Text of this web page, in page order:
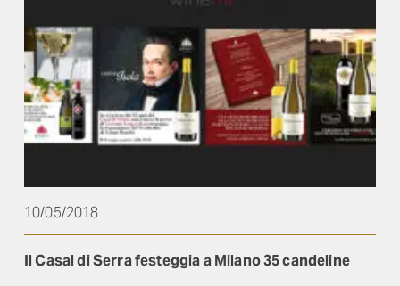
10/05/2018
Il Casal di Serra festeggia a Milano 35 candeline